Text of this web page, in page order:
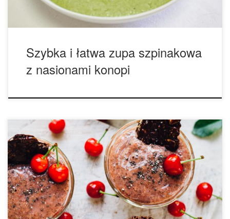
Szybka i łatwa zupa szpinakowa
z nasionami konopi
Przepis na Super Budyń z Dodatkiem Nasion Konopi
Składniki: (na 3 porcje). • ¼ szklanki kaszy gryczanej, • 2
łyżki nasion chia, • 2 szklanki mleka roślinnego, • 2 łyżki
łuskanych nasion konopi, • 2 łyżki rodzynek, • 2 łyżki
surowych pestek dyni, • 2 łyżki surowych nasion
słonecznika, • […]